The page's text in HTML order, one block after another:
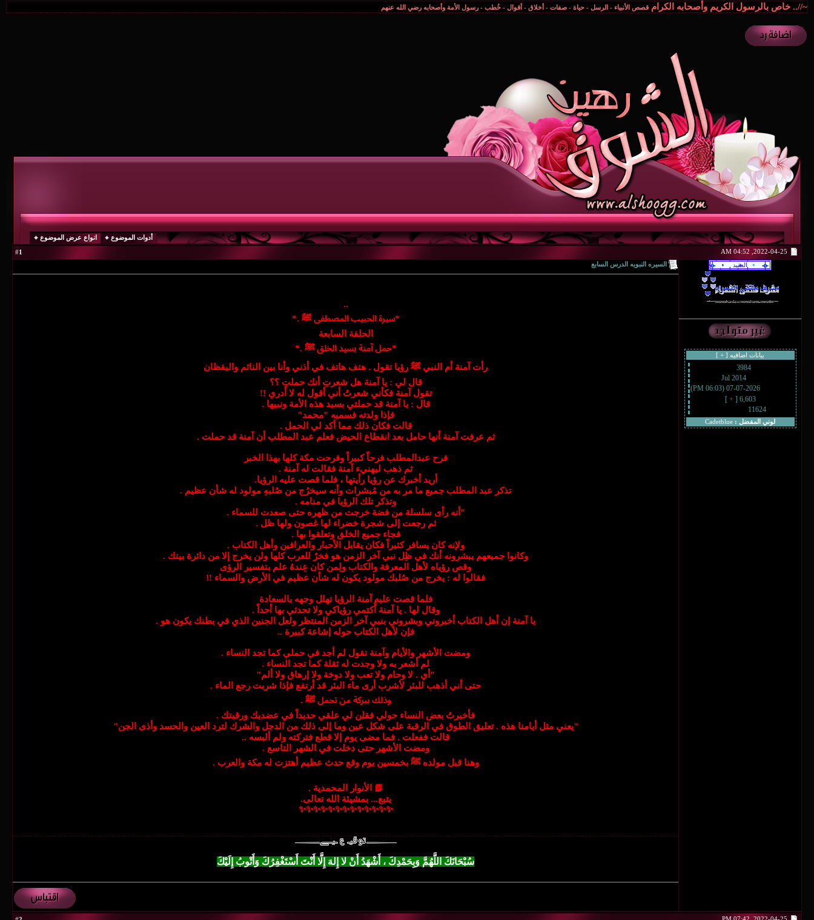
~//.. خاص بالرسول الكريم وأصحابه الكرام قصص الأنبياء - الرسل - حياة - صفات - أخلاق - أقوال - خُطب - رسول الأمة وأصحابه رضي الله عنهم
أدوات الموضوع
انواع عرض الموضوع
1
بيانات اضافيه [ +
]
3984
تاريخ التسجيل :Jul 2014
أخر زيارة :2026-07-07 (06:03 PM)
6,603 [
+
]
التقييم :11624
لوني المفضل : Cadetblue
السيره النبويه الدرس السابع
..
*سيرة الحبيب المصطفى ﷺ .*
الحلقة السابعة
*حمل آمنة بسيد الخلق ﷺ .*
رأت آمنة أم النبي ﷺ رؤيا تقول . هتف هاتف في أذني وأنا بين النائم واليقظان
قال لي : يا آمنة هل شعرتِ أنك حملتِ ؟؟
تقول آمنة فكأني شعرتُ أني أقول له لا أدري !!
قال : يا آمنة قد حملتي بسيد هذه الأمة ونبيها .
فإذا ولدته فسميه "محمد"
قالت فكان ذلك مما أكد لي الحمل .
ثم عرفت آمنة أنها حامل بعد انقطاع الحيض فعلم عبد المطلب أن آمنة قد حملت .
فرح عبدالمطلب فرحاً كبيراً وفرحت مكة كلها بهذا الخبر
ثم ذهب ليهنيء آمنة فقالت له آمنة .
أريد أخبرك عن رؤيا رأيتها ، فلما قصت عليه الرؤيا.
تذكر عبد المطلب جميع ما مر به من مُبشرات وأنه سيخرُج من صُلبهِ مولود له شأن عظيم .
وتذكر تلك الرؤيا في منامه .
"أنه رأى سلسلة من فضة خرجت من ظهره حتى صعدت للسماء .
ثم رجعت إلى شجرة خضراء لها غصون ولها ظل .
فجاء جميع الخلق وتعلقوا بها .
ولإنه كان يسافر كثيراً فكان يقابل الأحبار والعرافين وأهل الكتاب .
وكانوا جميعهم يبشرونه أنك في ظِل نبي آخر الزمن هو فخرٌ للعرب كلها ولن يخرج إلا من دائرة بيتك .
وقص رؤياه لأهل المعرفة والكتاب ولِمن كان عِندهُ علم بتفسير الرؤى
فقالوا له : يخرج من صُلبك مولود يكون له شأن عظيم في الأرض والسماء !!
فلما قصت عليه آمنة الرؤيا تهلل وجهه بالسعادة
وقال لها . يا آمنة أُكتمي رؤياكي ولا تحدثي بها أحداً .
يا آمنة إن أهل الكتاب أخبروني وبشروني بنبي آخر الزمن المنتظر ولعل الجنين الذي في بطنك يكون هو .
فإن لأهل الكتاب حوله إشاعة كبيرة ..
ومضت الأشهر والأيام وآمنة تقول لم أجد في حملي كما تجد النساء .
لم أشعر به ولا وجدت له ثقلة كما تجد النساء .
"أي . لا وحام ولا تعب ولا دوخة ولا إرهاق ولا ألم"
حتى أني أذهب للبئر لأشرب أرى ماء البئر قد أرتفع فإذا شربت رجع الماء .
وذلك ببركة من تحمل ﷺ .
فأخبرتُ بعض النساء حولي فقلن لي علقي حديداً في عضديك ورقبتك .
"يعني مثل أيامنا هذه . تعليق الطوق في الرقبة على شكل عين وما إلى ذلك من الدجل والشرك لترد العين والحسد وأذى الجن"
قالت ففعلت . فما مضى يوم إلا قطع فتركته ولم ألبسه ..
ومضت الأشهر حتى دخلت في الشهر التاسع .
وهنا قبل مولده ﷺ بخمسين يوم وقع حدث عظيم أهتزت له مكة والعرب .
📗 الأنوار المحمدية .
يتبع... بمشيئة الله تعالى.
✨✨✨✨✨✨✨✨✨✨✨✨✨
سُبْحَانَكَ اللَّهُمَّ وَبِحَمْدِكَ ، أَشْهَدُ أَنْ لا إِلهَ إِلَّا أَنْتَ أَسْتَغْفِرُكَ وَأَتْوبُ إِلَيْكَ